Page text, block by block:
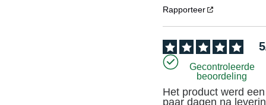
Rapporteer
5
Gecontroleerde
beoordeling
Het product werd een
paar dagen na